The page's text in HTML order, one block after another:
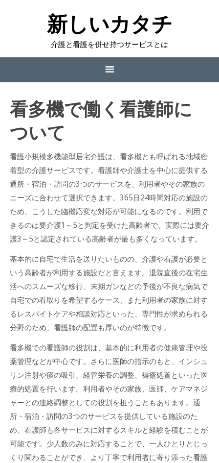
新しいカタチ
介護と看護を併せ持つサービスとは
看多機で働く看護師について
小多機と看多機の違い
看護師が感じられるやりがいとは
看多機で働く看護師に
ついて
看護小規模多機能型居宅介護は、看多機とも呼ばれる地域密
着型の介護サービスです。看護師や介護士を中心に提供する
通所・宿泊・訪問の3つのサービスを、利用者やその家族の
ニーズに合わせて選択できます。365日24時間対応の施設の
ため、こうした臨機応変な対応が可能になるのです。利用で
きるのは要介護1～5と判定を受けた高齢者で、実際には要介
護3～5と認定されている高齢者が最も多くなっています。
基本的に自宅で生活を送りたいものの、介護や看護が必要と
いう高齢者が利用する施設だと言えます。退院直後の在宅生
活へのスムーズな移行、末期ガンなどの予後が不良な病気で
自宅での看取りを希望するケース、また利用者の家族に対す
るレスパイトケアや相談対応といった、専門性が求められる
分野のため、看護師の配置も厚いのが特徴です。
看多機での看護師の役割は、基本的に利用者の健康管理や投
薬管理などが中心です。さらに医師の指示のもと、インシュ
リン注射や痰の吸引、経管栄養の調整、褥瘡処置といった医
療的処置を行います。利用者やその家族、医師、ケアマネジ
ャーとの連絡調整としての役割を担うこともあります。通
所・宿泊・訪問の3つのサービスを提供している施設のた
め、看護師も各サービスに対するスキルと経験を積むことが
可能です。少人数のみに対応することで、一人ひとりとじっ
くり関わることができ、より丁寧で利用者に寄り添った看護